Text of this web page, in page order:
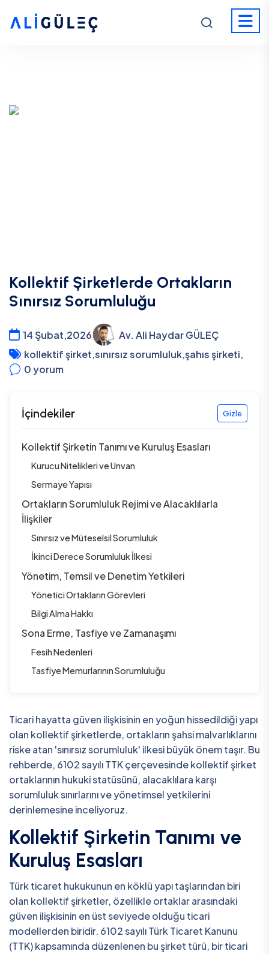
Kollektif Şirketlerde Ortakların
Sınırsız Sorumluluğu
14 Şubat,2026
Av. Ali Haydar GÜLEÇ
kollektif şirket,sınırsız sorumluluk,şahıs şirketi,
0yorum
İçindekiler Gizle
Kollektif Şirketin Tanımı ve Kuruluş Esasları
Kurucu Nitelikleri ve Unvan
Sermaye Yapısı
Ortakların Sorumluluk Rejimi ve Alacaklılarla
İlişkiler
Sınırsız ve Müteselsil Sorumluluk
İkinci Derece Sorumluluk İlkesi
Yönetim, Temsil ve Denetim Yetkileri
Yönetici Ortakların Görevleri
Bilgi Alma Hakkı
Sona Erme, Tasfiye ve Zamanaşımı
Fesih Nedenleri
Tasfiye Memurlarının Sorumluluğu
Ticari hayatta güven ilişkisinin en yoğun hissedildiği yapı
olan kollektif şirketlerde, ortakların şahsi malvarlıklarını
riske atan 'sınırsız sorumluluk' ilkesi büyük önem taşır. Bu
rehberde, 6102 sayılı TTK çerçevesinde kollektif şirket
ortaklarının hukuki statüsünü, alacaklılara karşı
sorumluluk sınırlarını ve yönetimsel yetkilerini
derinlemesine inceliyoruz.
Kollektif Şirketin Tanımı ve
Kuruluş Esasları
Türk ticaret hukukunun en köklü yapı taşlarından biri
olan kollektif şirketler, özellikle ortaklar arasındaki
güven ilişkisinin en üst seviyede olduğu ticari
modellerden biridir. 6102 sayılı Türk Ticaret Kanunu
(TTK) kapsamında düzenlenen bu şirket türü, bir ticari